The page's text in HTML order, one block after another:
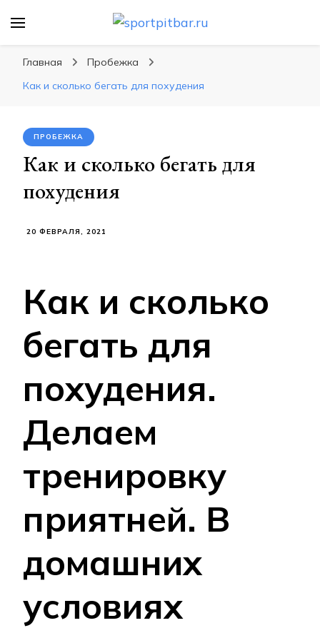
спортивных упражнения, правильные
диеты, программы тренировок
Главная
Пробежка
Как и сколько бегать для похудения
ПРОБЕЖКА
Как и сколько бегать для
похудения
20 ФЕВРАЛЯ, 2021
Как и сколько
бегать для
похудения.
Делаем
тренировку
приятней. В
домашних
условиях